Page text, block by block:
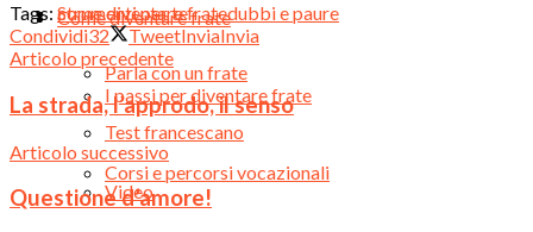
Strumenti per te
Parla con un frate
Test francescano
Video
Come diventare frate
I passi per diventare frate
Corsi e percorsi vocazionali
Tags: come diventare fratedubbi e paure
Condividi32 TweetInviaInvia
Articolo precedente
La strada, l’approdo, il senso
Articolo successivo
Questione d’amore!